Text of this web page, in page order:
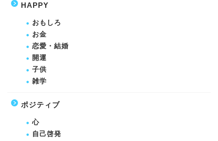
HAPPY
おもしろ
お金
恋愛・結婚
開運
子供
雑学
ポジティブ
心
自己啓発